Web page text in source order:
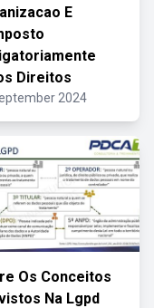
E
Direitos
2024
Os Conceitos
Na Lgpd